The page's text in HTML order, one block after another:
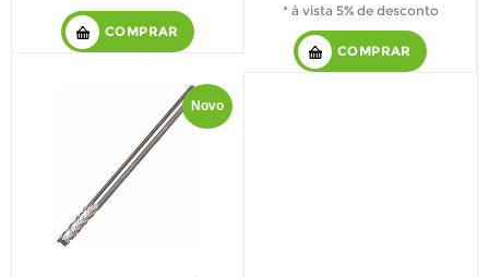
COMPRAR
* à vista 5% de desconto
COMPRAR
Novo